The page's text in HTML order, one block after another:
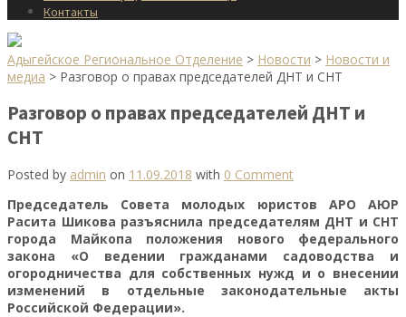
Контакты
Адыгейское Региональное Отделение > Новости > Новости и
медиа > Разговор о правах председателей ДНТ и СНТ
Разговор о правах председателей ДНТ и
СНТ
Posted by admin on 11.09.2018 with 0 Comment
Председатель Совета молодых юристов АРО АЮР
Расита Шикова разъяснила председателям ДНТ и СНТ
города Майкопа положения нового федерального
закона «О ведении гражданами садоводства и
огородничества для собственных нужд и о внесении
изменений в отдельные законодательные акты
Российской Федерации».